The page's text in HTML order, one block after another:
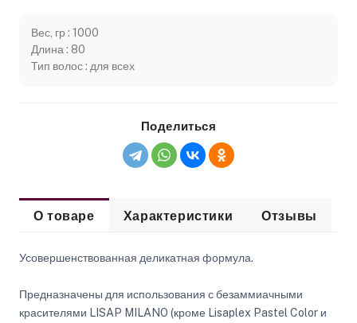
Вес, гр : 1000
Длина : 80
Тип волос : для всех
Поделиться
О товаре Характеристики Отзывы
Усовершенствованная деликатная формула.
Предназначены для использования с безаммиачными
красителями LISAP MILANO (кроме Lisaplex Pastel Color и